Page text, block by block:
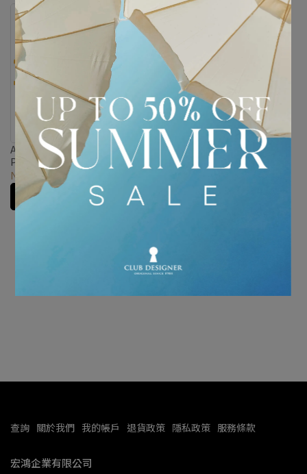
ANYA HINDMARCH｜
PEANUTS SNOOPY 史努比三
角旗
NT$840NT$1,680
加入購物車
查詢 關於我們 我的帳戶 退貨政策 隱私政策 服務條款
宏鴻企業有限公司